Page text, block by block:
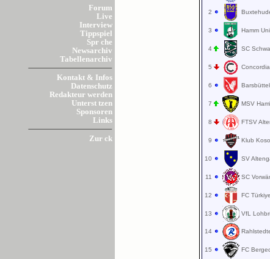
Forum
Live
Interview
Tippspiel
Spr che
Newsarchiv
Tabellenarchiv
Kontakt & Infos
Datenschutz
Redakteur werden
Unterst tzen
Sponsoren
Links
Zur ck
2
3 Hamm
4 SC
5 Concordia
6
7 MSV
8 FTSV
9 Klub
10 SV
11 SC
12 FC Türkiye
13 VfL
14
15 FC